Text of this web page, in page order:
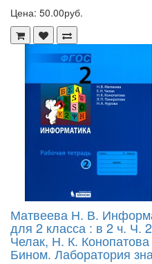
Цена: 50.00руб.
Матвеева Н. В.
для 2 класса : в 2 ч.
Челак, Н. К.
Бином. Лаборатория